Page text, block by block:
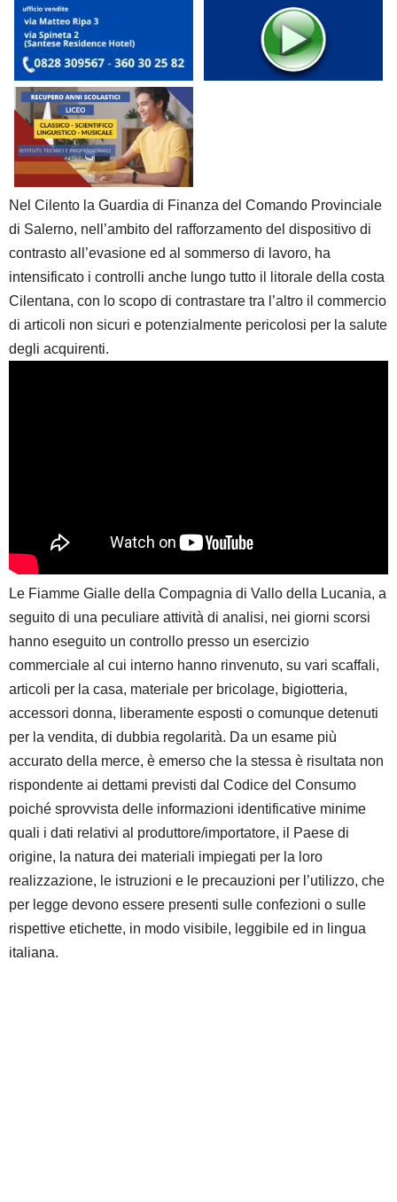
Nel Cilento la Guardia di Finanza del Comando Provinciale
di Salerno, nell’ambito del rafforzamento del dispositivo di
contrasto all’evasione ed al sommerso di lavoro, ha
intensificato i controlli anche lungo tutto il litorale della costa
Cilentana, con lo scopo di contrastare tra l’altro il commercio
di articoli non sicuri e potenzialmente pericolosi per la salute
degli acquirenti.
Le Fiamme Gialle della Compagnia di Vallo della Lucania, a
seguito di una peculiare attività di analisi, nei giorni scorsi
hanno eseguito un controllo presso un esercizio
commerciale al cui interno hanno rinvenuto, su vari scaffali,
articoli per la casa, materiale per bricolage, bigiotteria,
accessori donna, liberamente esposti o comunque detenuti
per la vendita, di dubbia regolarità. Da un esame più
accurato della merce, è emerso che la stessa è risultata non
rispondente ai dettami previsti dal Codice del Consumo
poiché sprovvista delle informazioni identificative minime
quali i dati relativi al produttore/importatore, il Paese di
origine, la natura dei materiali impiegati per la loro
realizzazione, le istruzioni e le precauzioni per l’utilizzo, che
per legge devono essere presenti sulle confezioni o sulle
rispettive etichette, in modo visibile, leggibile ed in lingua
italiana.